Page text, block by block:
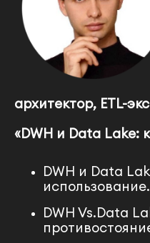
архитектор, ETL-
«DWH и Data Lake:
DWH и Data
использование.
DWH Vs.Data